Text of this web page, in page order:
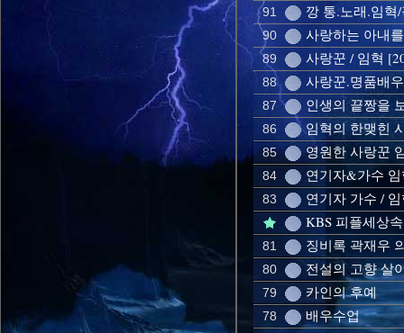
91 깡 통.노래.임혁
90 사랑하는 아내
89 사랑꾼 / 임혁
88 사랑꾼.명품배
87 인생의 끝짱을
86 임혁의 한맺힌
85 영원한 사랑꾼
84 연기자&가수
83
연기자 가수 /
KBS 피플세상
81 징비록 곽재우
80 전설의 고향 살
79 카인의 후예
78 배우수업